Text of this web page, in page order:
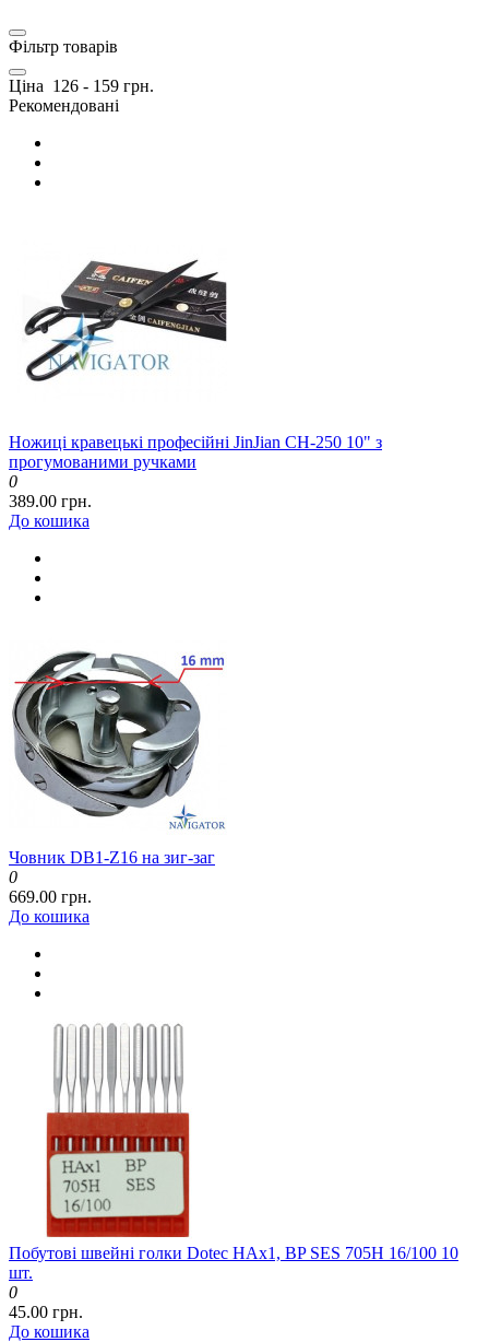
Фільтр товарів
Ціна 126 - 159 грн.
Рекомендовані
Ножиці кравецькі професійні JinJian CH-250 10" з
прогумованими ручками
0
389.00 грн.
До кошика
Човник DB1-Z16 на зиг-заг
0
669.00 грн.
До кошика
Побутові швейні голки Dotec HAx1, BP SES 705H 16/100 10
шт.
0
45.00 грн.
До кошика